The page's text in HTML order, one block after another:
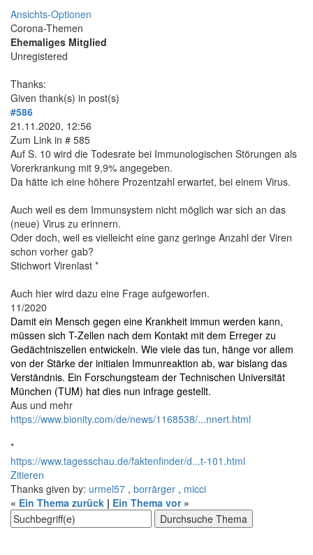
Ansichts-Optionen
Corona-Themen
Ehemaliges Mitglied
Unregistered
Thanks:
Given thank(s) in post(s)
#586
21.11.2020, 12:56
Zum Link in # 585
Auf S. 10 wird die Todesrate bei Immunologischen Störungen als
Vorerkrankung mit 9,9% angegeben.
Da hätte ich eine höhere Prozentzahl erwartet, bei einem Virus.
Auch weil es dem Immunsystem nicht möglich war sich an das
(neue) Virus zu erinnern.
Oder doch, weil es vielleicht eine ganz geringe Anzahl der Viren
schon vorher gab?
Stichwort Virenlast *
Auch hier wird dazu eine Frage aufgeworfen.
11/2020
Damit ein Mensch gegen eine Krankheit immun werden kann,
müssen sich T-Zellen nach dem Kontakt mit dem Erreger zu
Gedächtniszellen entwickeln. Wie viele das tun, hänge vor allem
von der Stärke der initialen Immunreaktion ab, war bislang das
Verständnis. Ein Forschungsteam der Technischen Universität
München (TUM) hat dies nun infrage gestellt.
Aus und mehr
https://www.bionity.com/de/news/1168538/...nnert.html
*
https://www.tagesschau.de/faktenfinder/d...t-101.html
Zitieren
Thanks given by: urmel57 , borrärger , micci
« Ein Thema zurück | Ein Thema vor»